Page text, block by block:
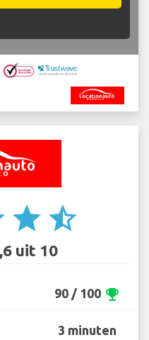
star star_half
uit 10
90 / 100 emoji_events
3 minuten